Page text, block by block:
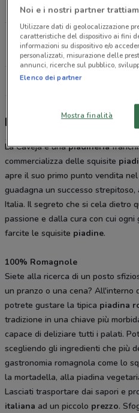
8 km
Corso Mortara, 24
8.2 km
La Caveja, offerte e
La Caveja è unapiadineria
commercializza delle squisite
apre il suo primo punto vendita
guadagna un successo
Italia. Il segreto che si cela dietro
passione e dalla cura con cui
farcite le squisite piadine.
100% Romagnole
Siete alla ricerca di un posto
un pranzo o una cena? All'interno
potrete gustare la tipica piadina
tradizione in una chiave più
capace di deliziare tutti i palati.
scegliendo gli ingredienti che più
gastronomia romagnola come lo
la mortadella, alla piadina
Lasciati trasportare dai sapori e
italiana ad un piccolo prezzo.
Noi e i nostri partner
Utilizzare dati di geolocalizzazione
caratteristiche del dispositivo ai fini
informazioni su dispositivo e/o
personalizzati, misurazione delle
annunci, ricerche sul pubblico,
Elenco dei partner
Mostra finalità